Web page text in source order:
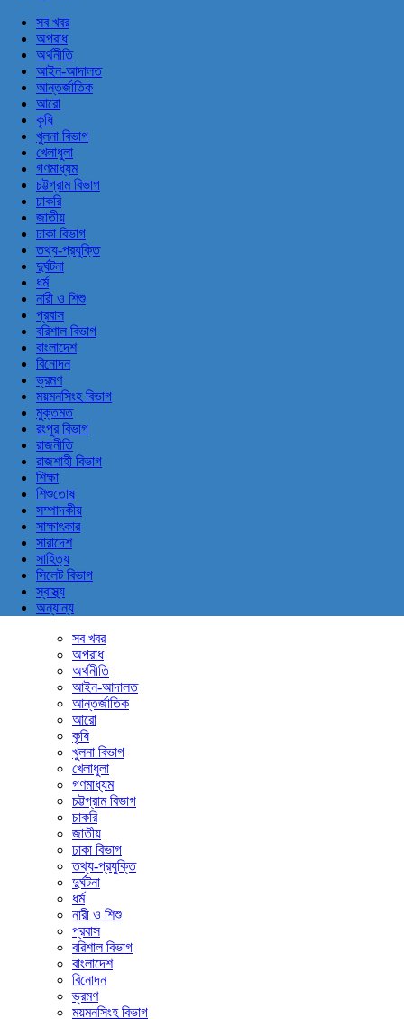
সব খবর
অপরাধ
অর্থনীতি
আইন-আদালত
আন্তর্জাতিক
আরো
কৃষি
খুলনা বিভাগ
খেলাধুলা
গণমাধ্যম
চট্টগ্রাম বিভাগ
চাকরি
জাতীয়
ঢাকা বিভাগ
তথ্য-প্রযুক্তি
দুর্ঘটনা
ধর্ম
নারী ও শিশু
প্রবাস
বরিশাল বিভাগ
বাংলাদেশ
বিনোদন
ভ্রমণ
ময়মনসিংহ বিভাগ
মুক্তমত
রংপুর বিভাগ
রাজনীতি
রাজশাহী বিভাগ
শিক্ষা
শিশুতোষ
সম্পাদকীয়
সাক্ষাৎকার
সারাদেশ
সাহিত্য
সিলেট বিভাগ
স্বাস্থ্য
অন্যান্য
সব খবর
অপরাধ
অর্থনীতি
আইন-আদালত
আন্তর্জাতিক
আরো
কৃষি
খুলনা বিভাগ
খেলাধুলা
গণমাধ্যম
চট্টগ্রাম বিভাগ
চাকরি
জাতীয়
ঢাকা বিভাগ
তথ্য-প্রযুক্তি
দুর্ঘটনা
ধর্ম
নারী ও শিশু
প্রবাস
বরিশাল বিভাগ
বাংলাদেশ
বিনোদন
ভ্রমণ
ময়মনসিংহ বিভাগ